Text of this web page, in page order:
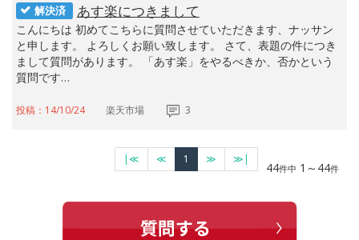
解決済 あす楽につきまして
こんにちは 初めてこちらに質問させていただきます、ナッサン
と申します。 よろしくお願い致します。 さて、表題の件につき
まして質問があります。 「あす楽」をやるべきか、否かという
質問です…
投稿：14/10/24 楽天市場 3
44件中 1～44件
|≪ ≪ 1 ≫ ≫|